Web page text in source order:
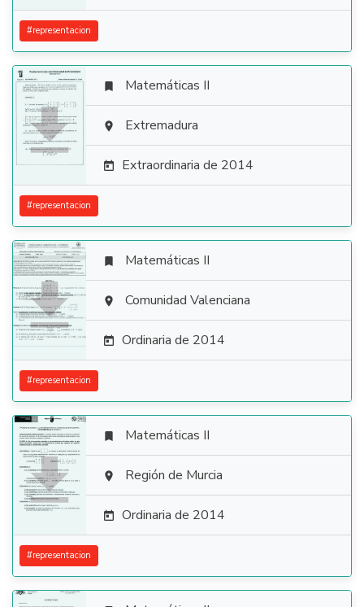
#representacion

 Matemáticas II
 Extremadura
 Extraordinaria de 2014
#representacion

 Matemáticas II
 Comunidad Valenciana
 Ordinaria de 2014
#representacion

 Matemáticas II
 Región de Murcia
 Ordinaria de 2014
#representacion